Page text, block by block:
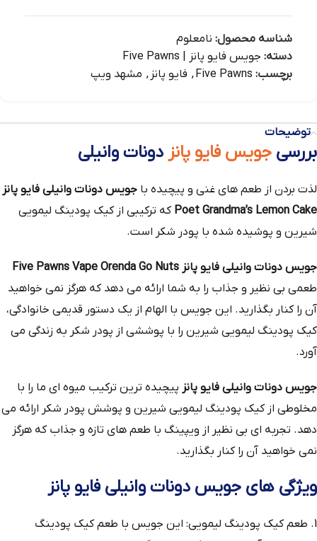
شناسه محصول: نامعلوم
دسته: جویس فایو پانز | Five Pawns
برچسب: Five Pawns
, فایو پانز , مشهد ویپ
توضیحات
بررسی جویس فایو پانز دونات وانیلی
لذت بردن از طعم‌ های غنی و پیچیده با جویس دونات وانیلی فایو پانز
Poet Grandma’s Lemon Cake که ترکیبی از کیک پودینگ لیمویی
شیرین و پوشیده شده با پودر شکر است.
جویس دونات وانیلی فایو پانز Five Pawns Vape Orenda Go Nuts
طعمی بی‌ نظیر و جذاب را به شما ارائه می‌ دهد که هرگز نمی‌ خواهید
آن را کنار بگذارید. این جویس با الهام از یک دستور قدیمی خانوادگی،
کیک پودینگ لیمویی شیرین را با پوششی از پودر شکر به زندگی می‌
آورد.
جویس دونات وانیلی فایو پانز پیچیده‌ ترین ترکیب میوه‌ ای ما را با
مخلوطی از کیک پودینگ لیمویی شیرین و پوشش پودر شکر ارائه می‌
دهد. تجربه‌ ای بی‌ نظیر از ویپینگ با طعم‌ های تازه و جذاب که هرگز
نمی‌ خواهید آن را کنار بگذارید.
ویژگی‌ های جویس دونات وانیلی فایو پانز
1. طعم کیک پودینگ لیمویی: این جویس با طعم کیک پودینگ